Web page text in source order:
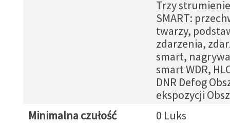
Trzy
SMART:
twarzy,
zdarzenia,
smart,
smart WDR,
DNR Defog
ekspozycji
Minimalna czułość
0 Luks